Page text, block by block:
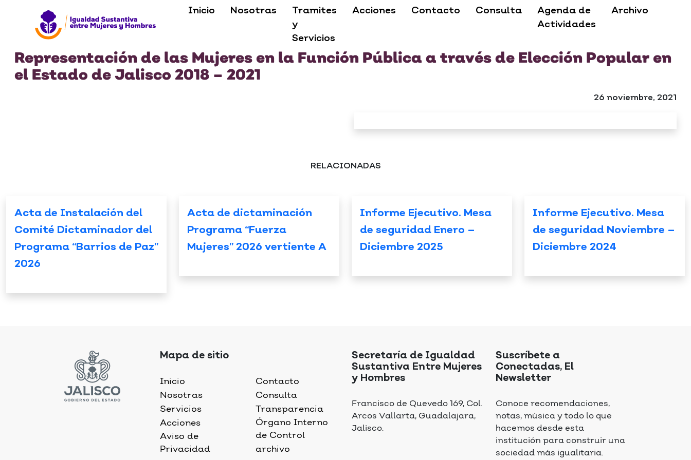
Inicio Nosotras
Tramites
y
Servicios
Acciones Contacto Consulta
Agenda de
Actividades
Archivo
Representación de las Mujeres en la Función Pública a través de Elección Popular en
el Estado de Jalisco 2018 – 2021
26 noviembre, 2021
RELACIONADAS
Acta de Instalación del
Comité Dictaminador del
Programa “Barrios de Paz”
2026
Acta de dictaminación
Programa “Fuerza
Mujeres” 2026 vertiente A
Informe Ejecutivo. Mesa
de seguridad Enero –
Diciembre 2025
Informe Ejecutivo. Mesa
de seguridad Noviembre –
Diciembre 2024
Mapa de sitio
Inicio
Nosotras
Servicios
Acciones
Aviso de
Privacidad
Contacto
Consulta
Transparencia
Órgano Interno
de Control
archivo
Secretaría de Igualdad
Sustantiva Entre Mujeres
y Hombres
Francisco de Quevedo 169, Col.
Arcos Vallarta, Guadalajara,
Jalisco.
Suscríbete a
Conectadas, El
Newsletter
Conoce recomendaciones,
notas, música y todo lo que
hacemos desde esta
institución para construir una
sociedad más igualitaria.